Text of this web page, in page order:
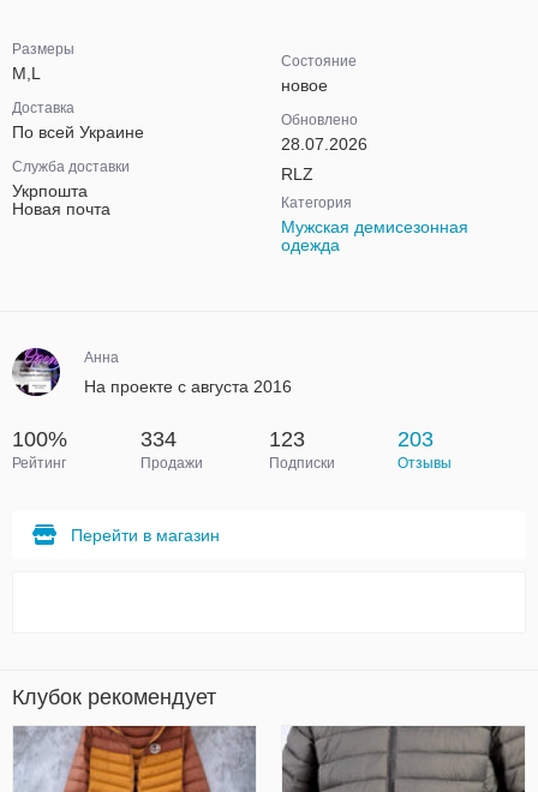
Размеры
M,L
Доставка
По всей Украине
Служба доставки
Укрпошта
Новая почта
Состояние
новое
Обновлено
28.07.2026
RLZ
Категория
Мужская демисезонная
одежда
Анна
На проекте с августа 2016
100%
Рейтинг
334
Продажи
123
Подписки
203
Отзывы
Перейти в магазин
Клубок рекомендует